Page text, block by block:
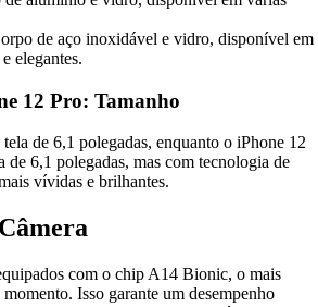
de aço inoxidável e vidro, disponível em
elegantes.
12 Pro: Tamanho
de 6,1 polegadas, enquanto o iPhone 12
de 6,1 polegadas, mas com tecnologia de
vívidas e brilhantes.
com o chip A14 Bionic, o mais
Isso garante um desempenho